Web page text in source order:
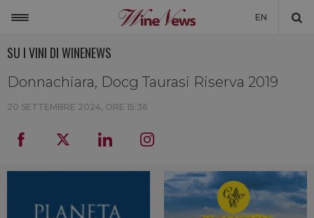
EN
MONDO
NON SOLO VINO
NEWSLETTER
DICONO DI NOI
SU I VINI DI WINENEWS
Donnachiara, Docg Taurasi Riserva 2019
20 SETTEMBRE 2024, ORE 15:36